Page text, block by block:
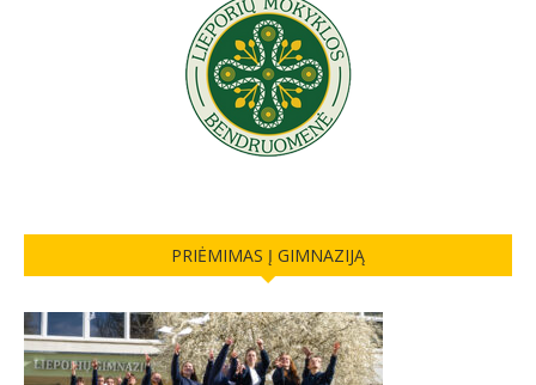
PRIĖMIMAS Į GIMNAZIJĄ